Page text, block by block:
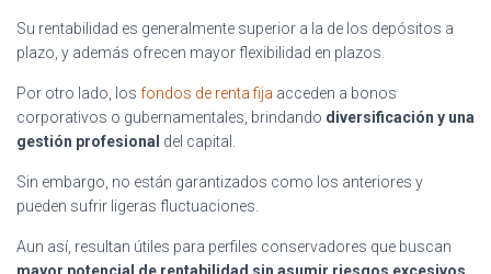
Su rentabilidad es generalmente superior a la de los depósitos a
plazo, y además ofrecen mayor flexibilidad en plazos.
Por otro lado, los fondos de renta fija acceden a bonos
corporativos o gubernamentales, brindando diversificación y una
gestión profesional del capital.
Sin embargo, no están garantizados como los anteriores y
pueden sufrir ligeras fluctuaciones.
Aun así, resultan útiles para perfiles conservadores que buscan